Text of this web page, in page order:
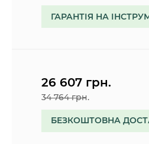
ГАРАНТІЯ НА
26 607 грн.
34 764 грн.
БЕЗКОШТОВНА